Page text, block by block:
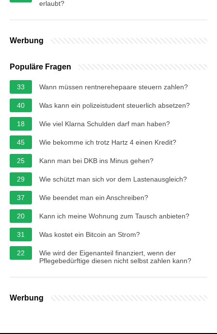
erlaubt?
Werbung
Populäre Fragen
33 Wann müssen rentnerehepaare steuern zahlen?
40 Was kann ein polizeistudent steuerlich absetzen?
18 Wie viel Klarna Schulden darf man haben?
45 Wie bekomme ich trotz Hartz 4 einen Kredit?
25 Kann man bei DKB ins Minus gehen?
29 Wie schützt man sich vor dem Lastenausgleich?
37 Wie beendet man ein Anschreiben?
20 Kann ich meine Wohnung zum Tausch anbieten?
31 Was kostet ein Bitcoin an Strom?
22
Wie wird der Eigenanteil finanziert, wenn der
Pflegebedürftige diesen nicht selbst zahlen kann?
Werbung